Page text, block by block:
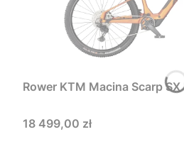
Rower KTM Macina Scarp
Cena
18 499,00 zł